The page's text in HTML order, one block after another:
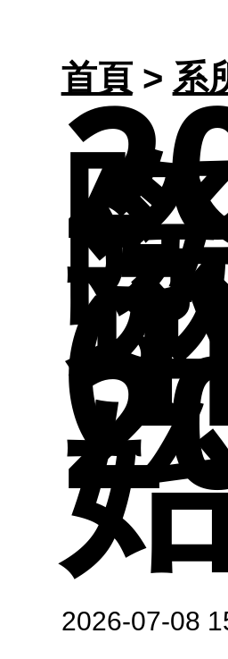
首頁> 系
2026-07-08